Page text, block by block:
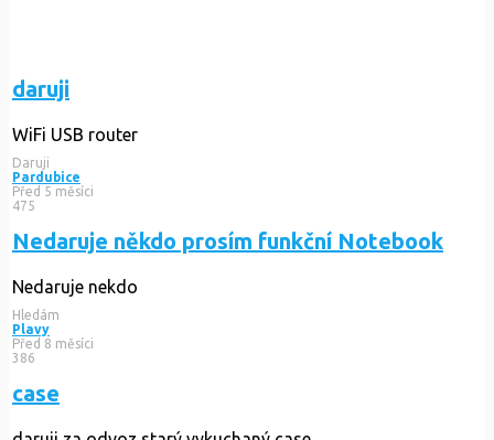
daruji
WiFi USB router
Daruji
Pardubice
Před 5 měsíci
475
Nedaruje někdo prosím funkční Notebook
Nedaruje nekdo
Hledám
Plavy
Před 8 měsíci
386
case